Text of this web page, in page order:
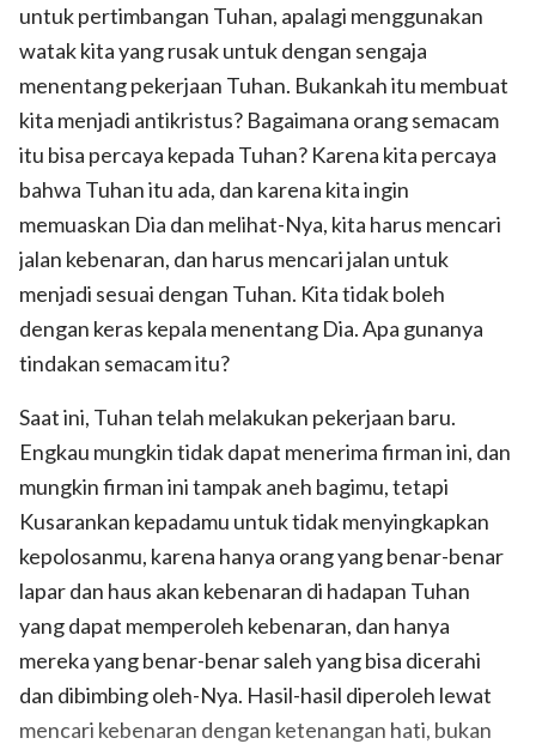
untuk pertimbangan Tuhan, apalagi menggunakan
watak kita yang rusak untuk dengan sengaja
menentang pekerjaan Tuhan. Bukankah itu membuat
kita menjadi antikristus? Bagaimana orang semacam
itu bisa percaya kepada Tuhan? Karena kita percaya
bahwa Tuhan itu ada, dan karena kita ingin
memuaskan Dia dan melihat-Nya, kita harus mencari
jalan kebenaran, dan harus mencari jalan untuk
menjadi sesuai dengan Tuhan. Kita tidak boleh
dengan keras kepala menentang Dia. Apa gunanya
tindakan semacam itu?
Saat ini, Tuhan telah melakukan pekerjaan baru.
Engkau mungkin tidak dapat menerima firman ini, dan
mungkin firman ini tampak aneh bagimu, tetapi
Kusarankan kepadamu untuk tidak menyingkapkan
kepolosanmu, karena hanya orang yang benar-benar
lapar dan haus akan kebenaran di hadapan Tuhan
yang dapat memperoleh kebenaran, dan hanya
mereka yang benar-benar saleh yang bisa dicerahi
dan dibimbing oleh-Nya. Hasil-hasil diperoleh lewat
mencari kebenaran dengan ketenangan hati, bukan